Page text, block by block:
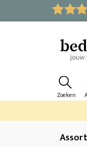
Zoeken